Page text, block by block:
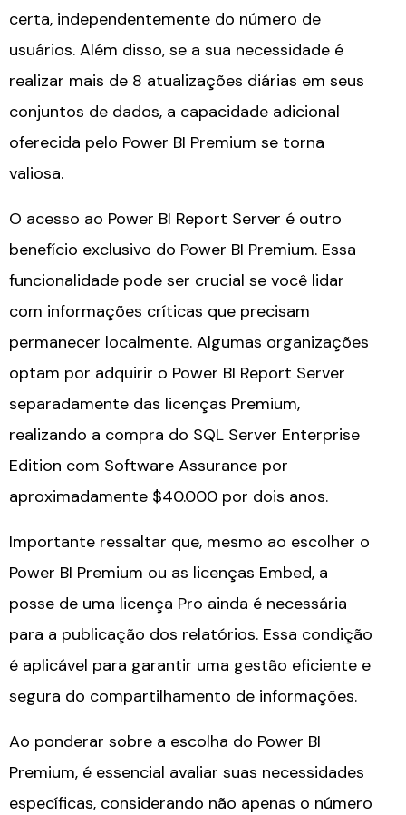
certa, independentemente do número de
usuários. Além disso, se a sua necessidade é
realizar mais de 8 atualizações diárias em seus
conjuntos de dados, a capacidade adicional
oferecida pelo Power BI Premium se torna
valiosa.
O acesso ao Power BI Report Server é outro
benefício exclusivo do Power BI Premium. Essa
funcionalidade pode ser crucial se você lidar
com informações críticas que precisam
permanecer localmente. Algumas organizações
optam por adquirir o Power BI Report Server
separadamente das licenças Premium,
realizando a compra do SQL Server Enterprise
Edition com Software Assurance por
aproximadamente $40.000 por dois anos.
Importante ressaltar que, mesmo ao escolher o
Power BI Premium ou as licenças Embed, a
posse de uma licença Pro ainda é necessária
para a publicação dos relatórios. Essa condição
é aplicável para garantir uma gestão eficiente e
segura do compartilhamento de informações.
Ao ponderar sobre a escolha do Power BI
Premium, é essencial avaliar suas necessidades
específicas, considerando não apenas o número